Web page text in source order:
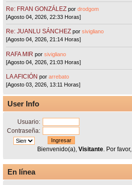
Re: FRAN GONZÁLEZ pordrodgom
[Agosto 04, 2026, 22:33 Horas]
Re: JUANLU SÁNCHEZ porsivigliano
[Agosto 04, 2026, 21:14 Horas]
RAFA MIR porsivigliano
[Agosto 04, 2026, 21:03 Horas]
LA AFICIÓN porarrebato
[Agosto 03, 2026, 13:11 Horas]
User Info
Usuario:
Contraseña:
Bienvenido(a), Visitante. Por favor,
En línea